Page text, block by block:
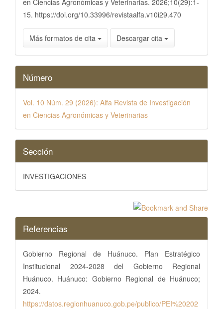
15. https://doi.org/10.33996/revistaalfa.v10i29.470
Más formatos de cita Descargar cita
Número
Vol. 10 Núm. 29 (2026): Alfa Revista de Investigación
en Ciencias Agronómicas y Veterinarias
Sección
INVESTIGACIONES
Referencias
Gobierno Regional de Huánuco. Plan Estratégico
Institucional 2024-2028 del Gobierno Regional
Huánuco. Huánuco: Gobierno Regional de Huánuco;
2024.
https://datos.regionhuanuco.gob.pe/publico/PEI%20202